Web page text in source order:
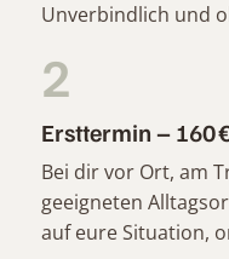
Unverbindlich und
2
Ersttermin – 160
Bei dir vor Ort, am
geeigneten
auf eure Situation,